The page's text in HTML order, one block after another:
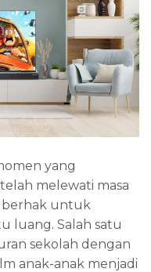
yang
melewati masa
berhak untuk
luang. Salah satu
sekolah dengan
anak-anak menjadi